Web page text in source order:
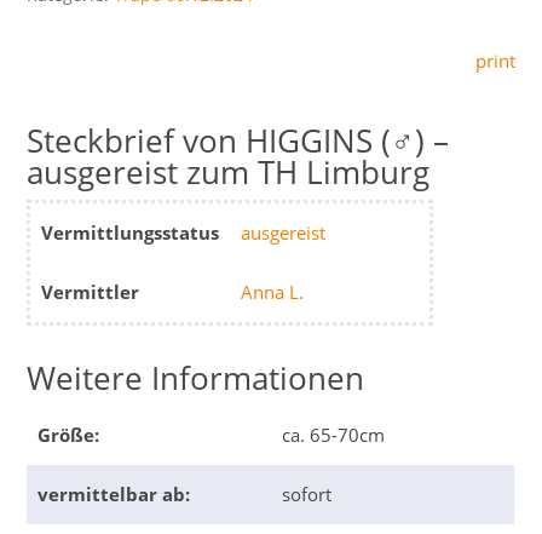
print
HIGGINS (♂) –
ausgereist zum TH Limburg
Vermittlungsstatus ausgereist
Vermittler Anna L.
Weitere Informationen
Größe: ca. 65-70cm
vermittelbar ab: sofort